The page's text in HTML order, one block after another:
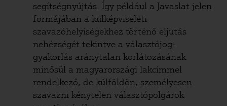
segítségnyújtás. Így például a Javaslat jelen
formájában a külképviseleti
szavazóhelyiségekhez történő eljutás
nehézségét tekintve a választójog-
gyakorlás aránytalan korlátozásának
minősül a magyarországi lakcímmel
rendelkező, de külföldön, személyesen
szavazni kénytelen választópolgárok